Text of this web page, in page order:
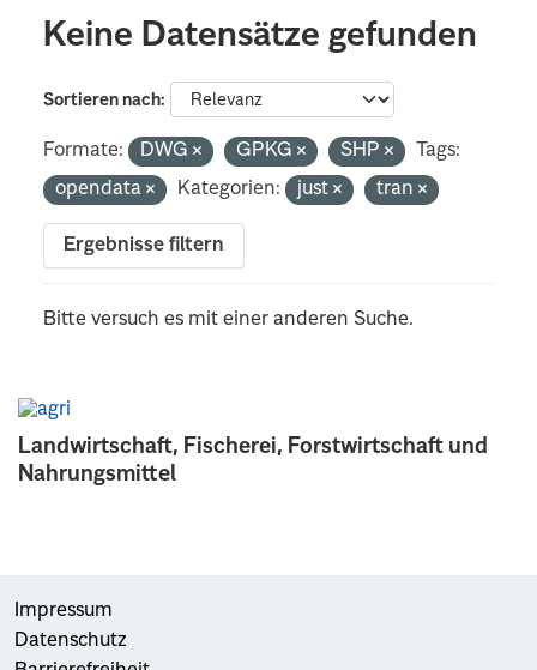
Landwirtschaft, Fischerei, Forstwirtschaft und
Nahrungsmittel
Keine Datensätze gefunden
Sortieren nach
Formate: DWG GPKG SHP
Tags:
opendata
Kategorien: just tran
Ergebnisse filtern
Bitte versuch es mit einer anderen Suche.
Impressum
Datenschutz